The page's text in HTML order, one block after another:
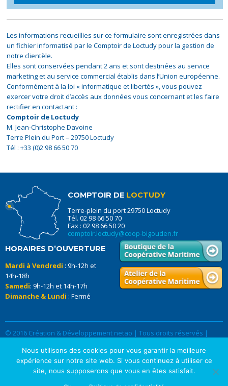
Les informations recueillies sur ce formulaire sont enregistrées dans
un fichier informatisé par le Comptoir de Loctudy pour la gestion de
notre clientèle.
Elles sont conservées pendant 2 ans et sont destinées au service
marketing et au service commercial établis dans l’Union européenne.
Conformément à la loi « informatique et libertés », vous pouvez
exercer votre droit d’accès aux données vous concernant et les faire
rectifier en contactant :
Comptoir de Loctudy
M. Jean-Christophe Davoine
Terre Plein du Port – 29750 Loctudy
Tél : +33 (0)2 98 66 50 70
COMPTOIR DE LOCTUDY
Terre-plein du port 29750 Loctudy
Tél. 02 98 66 50 70
Fax : 02 98 66 50 20
comptoir.loctudy@coop-bigouden.fr
HORAIRES D’OUVERTURE
Mardi à Vendredi : 9h-12h et
14h-18h
Samedi: 9h-12h et 14h-17h
Dimanche & Lundi : Fermé
© 2016 Création & Développement netao | Tous droits réservés |
Nous utilisons des cookies pour vous garantir la meilleure
expérience sur notre site web. Si vous continuez à utiliser ce
site, nous supposerons que vous en êtes satisfait.